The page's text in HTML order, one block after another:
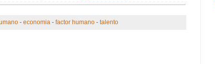
- economia - factor humano - talento